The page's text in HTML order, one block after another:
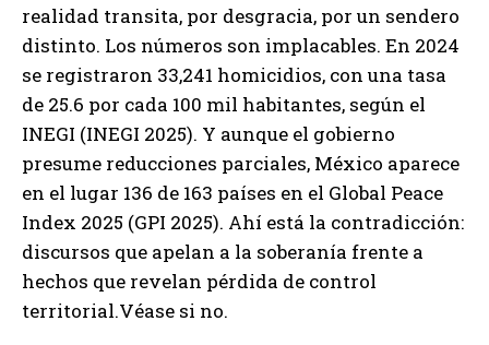
realidad transita, por desgracia, por un sendero
distinto. Los números son implacables. En 2024
se registraron 33,241 homicidios, con una tasa
de 25.6 por cada 100 mil habitantes, según el
INEGI (INEGI 2025). Y aunque el gobierno
presume reducciones parciales, México aparece
en el lugar 136 de 163 países en el Global Peace
Index 2025 (GPI 2025). Ahí está la contradicción:
discursos que apelan a la soberanía frente a
hechos que revelan pérdida de control
territorial.Véase si no.